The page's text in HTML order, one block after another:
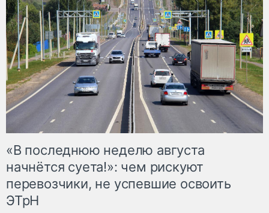
«В последнюю неделю августа
начнётся суета!»: чем рискуют
перевозчики, не успевшие освоить
ЭТрН